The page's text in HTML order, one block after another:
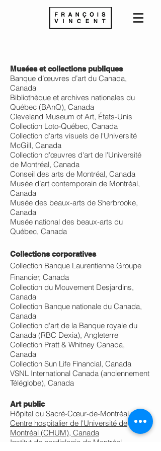
Musées et collections publiques
Banque d’œuvres d’art du Canada,
Canada
Bibliothèque et archives nationales du
Québec (BAnQ), Canada
Cleveland Museum of Art, États-Unis
Collection Loto-Québec, Canada
Collection d'arts visuels de l'Université
McGill, Canada
Collection d'œuvres d'art de l'Université
de Montréal, Canada
Conseil des arts de Montréal, Canada
Musée d’art contemporain de Montréal,
Canada
Musée des beaux-arts de Sherbrooke,
Canada
Musée national des beaux-arts du
Québec, Canada
Collections corporatives
Collection Banque Laurentienne Groupe
Financier, Canada
Collection du Mouvement Desjardins,
Canada
Collection Banque nationale du Canada,
Canada
Collection d'art de la Banque royale du
Canada (RBC Dexia), Angleterre
Collection Pratt & Whitney Canada,
Canada
Collection Sun Life Financial, Canada
VSNL International Canada (anciennement
Téléglobe), Canada
Art public
Hôpital du Sacré-Cœur-de-Montréal
Centre hospitalier de l'Université de
Montréal (CHUM), Canada
Institut de cardiologie de Montréal,